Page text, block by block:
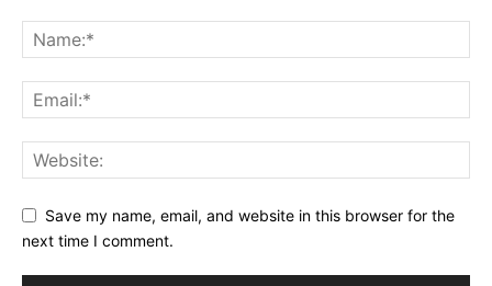
Save my name, email, and website in this browser for the
next time I comment.